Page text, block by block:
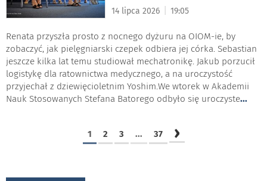
14 lipca 2026 19:05
Renata przyszła prosto z nocnego dyżuru na OIOM-ie, by
zobaczyć, jak pielęgniarski czepek odbiera jej córka. Sebastian
jeszcze kilka lat temu studiował mechatronikę. Jakub porzucił
logistykę dla ratownictwa medycznego, a na uroczystość
przyjechał z dziewięcioletnim Yoshim.We wtorek w Akademii
Nauk Stosowanych Stefana Batorego odbyło się uroczyste...
1 2 3 ... 37 ›